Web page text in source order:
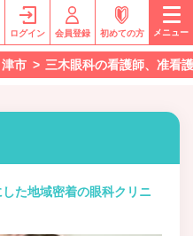
ログイン 会員登録 初めての方 メニュー
津市 三木眼科の看護師、准看
た地域密着の眼科クリニ